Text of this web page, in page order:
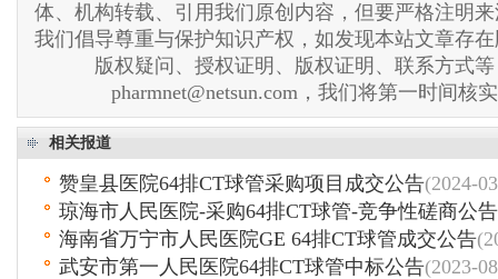
体、机构转载、引用我们原创内容，但要严格注明
我们倡导尊重与保护知识产权，如发现本站文章存
版权疑问、授权证明、版权证明、联系方式
pharmnet@netsun.com，我们将第一时间核
相关报道
赞皇县医院64排CT球管采购项目成交公告(2024-
琼海市人民医院-采购64排CT球管-竞争性磋商公告
海南省万宁市人民医院GE 64排CT球管成交公告
武安市第一人民医院64排CT球管中标公告(2023-